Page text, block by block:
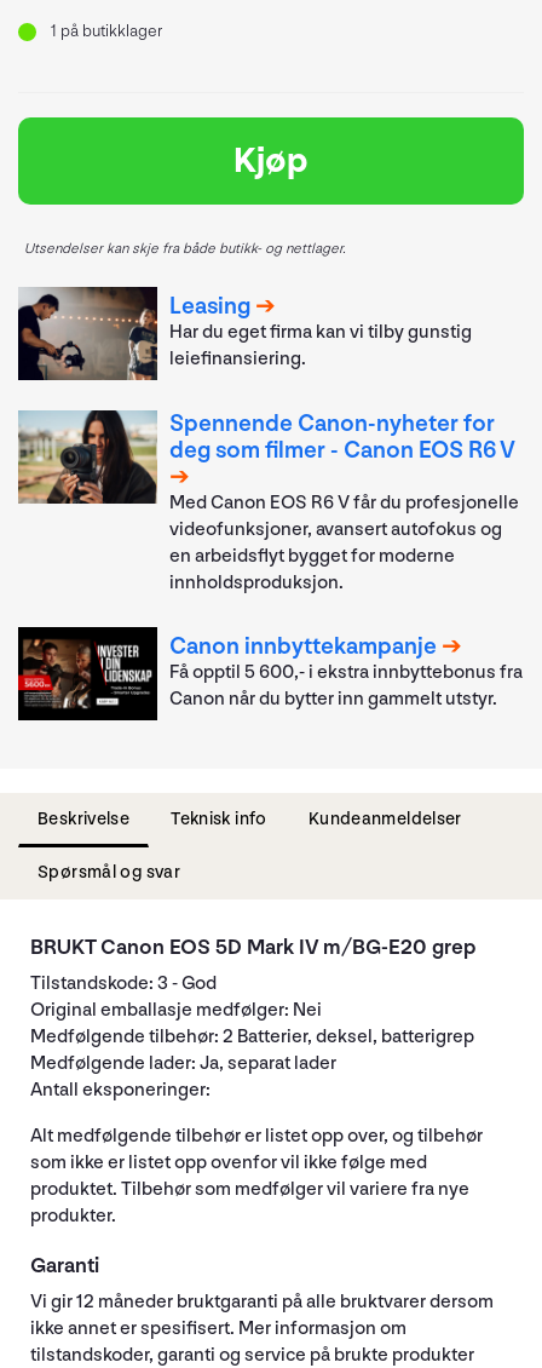
1 på butikklager
Kjøp
Utsendelser kan skje fra både butikk- og nettlager.
Leasing
Har du eget firma kan vi tilby gunstig
leiefinansiering.
Spennende Canon-nyheter for
deg som filmer - Canon EOS R6 V
Med Canon EOS R6 V får du profesjonelle
videofunksjoner, avansert autofokus og
en arbeidsflyt bygget for moderne
innholdsproduksjon.
Canon innbyttekampanje
Få opptil 5 600,- i ekstra innbyttebonus fra
Canon når du bytter inn gammelt utstyr.
Beskrivelse Teknisk info Kundeanmeldelser
Spørsmål og svar
BRUKT Canon EOS 5D Mark IV m/BG-E20 grep
Tilstandskode: 3 - God
Original emballasje medfølger: Nei
Medfølgende tilbehør: 2 Batterier, deksel, batterigrep
Medfølgende lader: Ja, separat lader
Antall eksponeringer:
Alt medfølgende tilbehør er listet opp over, og tilbehør
som ikke er listet opp ovenfor vil ikke følge med
produktet. Tilbehør som medfølger vil variere fra nye
produkter.
Garanti
Vi gir 12 måneder bruktgaranti på alle bruktvarer dersom
ikke annet er spesifisert. Mer informasjon om
tilstandskoder, garanti og service på brukte produkter